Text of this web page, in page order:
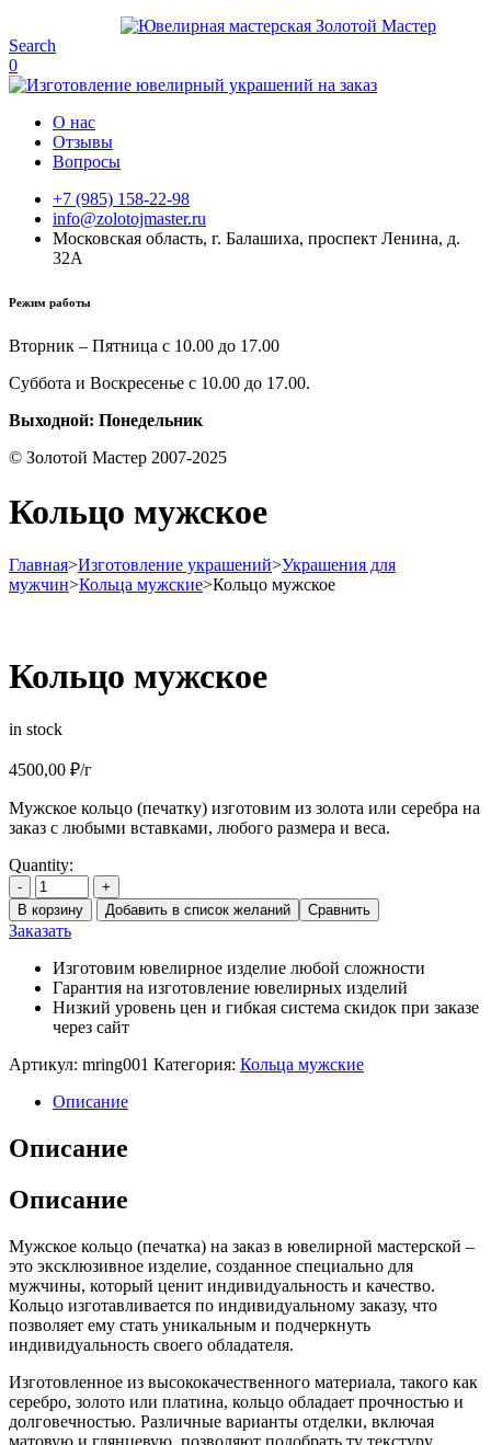
Search
0
О нас
Отзывы
Вопросы
+7 (985) 158-22-98
info@zolotojmaster.ru
Московская область, г. Балашиха, проспект Ленина, д.
32А
Режим работы
Вторник – Пятница с 10.00 до 17.00
Суббота и Воскресенье с 10.00 до 17.00.
Выходной: Понедельник
© Золотой Мастер 2007-2025
Кольцо мужское
Главная>Изготовление украшений>Украшения для
мужчин>Кольца мужские>Кольцо мужское
Кольцо мужское
in stock
4500,00 ₽/г
Мужское кольцо (печатку) изготовим из золота или серебра на
заказ с любыми вставками, любого размера и веса.
Quantity:
-
+
В корзину
Добавить в список желаний Сравнить
Заказать
Изготовим ювелирное изделие любой сложности
Гарантия на изготовление ювелирных изделий
Низкий уровень цен и гибкая система скидок при заказе
через сайт
Артикул: mring001 Категория: Кольца мужские
Описание
Описание
Описание
Мужское кольцо (печатка) на заказ в ювелирной мастерской –
это эксклюзивное изделие, созданное специально для
мужчины, который ценит индивидуальность и качество.
Кольцо изготавливается по индивидуальному заказу, что
позволяет ему стать уникальным и подчеркнуть
индивидуальность своего обладателя.
Изготовленное из высококачественного материала, такого как
серебро, золото или платина, кольцо обладает прочностью и
долговечностью. Различные варианты отделки, включая
матовую и глянцевую, позволяют подобрать ту текстуру,